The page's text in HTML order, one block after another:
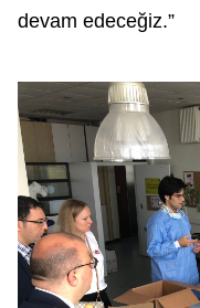
devam edeceğiz.”